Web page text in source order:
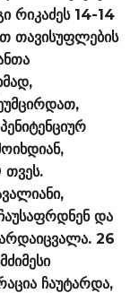
რიკაძეს 14-14
თავისუფლების
თვეს.
და
26
ჩაუტარდა,